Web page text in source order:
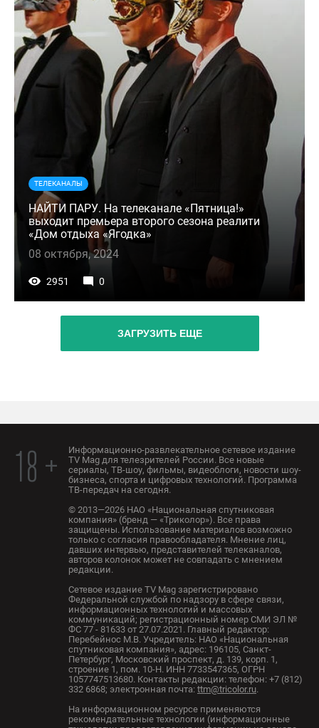
ТЕЛЕКАНАЛЫ
НАЙТИ ПАРУ. На телеканале «Пятница!»
выходит премьера второго сезона реалити
«Дом отдыха «Ягодка»
08 октября, 2024
2951 0
ЗАГРУЗИТЬ ЕЩЕ
18 +
Информационно-развлекательное сетевое издание
TV Mag для телезрителей России. Все новые
сериалы, ТВ-шоу, фильмы, видеоблоги, новости шоу-
бизнеса, спорта и цифровых технологий. Программа
ТВ-передач на сегодня.
© 2013—2026 НАО «Национальная спутниковая
компания» (бренд — «Триколор»). Все права
защищены. Использование материалов возможно
только с согласия правообладателя. Мнение лиц,
давших интервью, представителей телеканалов,
авторов колонок может не совпадать с мнением
редакции.
Сетевое издание TV Mag зарегистрировано
Федеральной службой по надзору в сфере связи,
информационных технологий и массовых
коммуникаций; регистрационный номер СМИ ЭЛ №
ФС 77 - 81633 от 27.07.2021. Главный редактор:
Перебейнос М.В. Учредитель: НАО «Национальная
спутниковая компания», адрес: 196105, Санкт-
Петербург, Московский проспект, д. 139, корп. 1,
строение 1, пом. 10-Н. ИНН 7733547365, ОГРН
1057747513680. Контакты редакции: телефон: +7 (812)
332 6868; электронная почта: ttm@tricolor.ru.
На информационном ресурсе применяются
рекомендательные технологии (информационные